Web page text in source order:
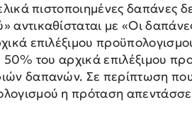
πιστοποιημένες δαπάνες
αντικαθίσταται με «Οι
επιλέξιμου
του αρχικά επιλέξιμου
δαπανών. Σε περίπτωση
η πρόταση